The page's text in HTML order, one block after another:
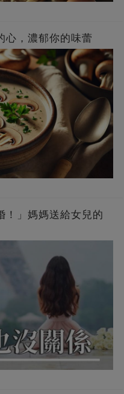
，濃郁你的味蕾
！」媽媽送給女兒的